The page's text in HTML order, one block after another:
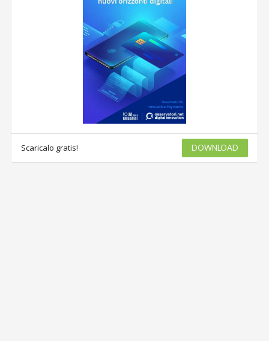
Scaricalo gratis! DOWNLOAD